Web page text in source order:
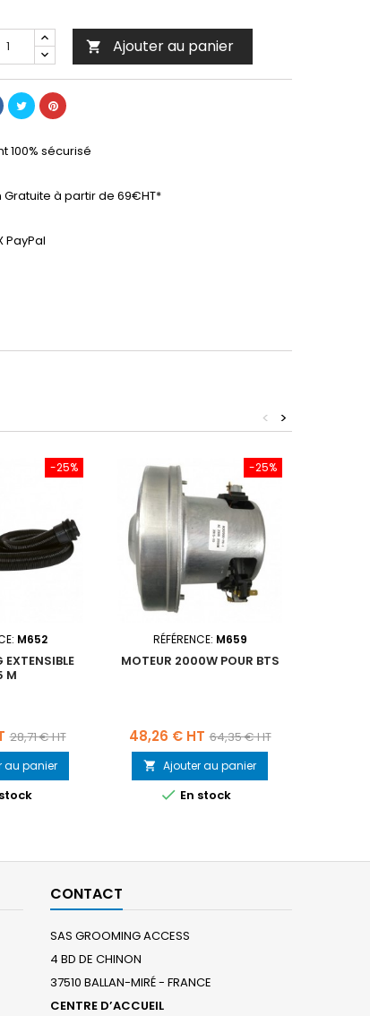
 Ajouter au panier
100% sécurisé
Gratuite à partir de 69€HT*
PayPal
>
<
-25%
M652
EXTENSIBLE
M
Prix
base
28,71 € HT
au panier
-25%
RÉFÉRENCE: M659
MOTEUR 2000W POUR BTS
Prix
48,26 € HT Prix
base
64,35 € HT
 Ajouter au panier
 En stock
CONTACT
SAS GROOMING ACCESS
4 BD DE CHINON
37510 BALLAN-MIRÉ - FRANCE
CENTRE D’ACCUEIL